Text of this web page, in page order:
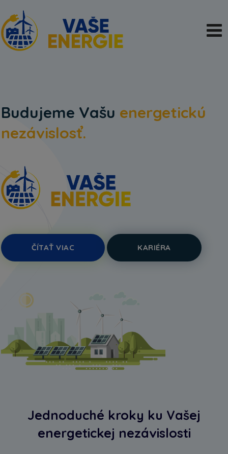
Budujeme Vašu energetickú
nezávislosť.
ČÍTAŤ VIAC KARIÉRA
Jednoduché kroky ku Vašej
energetickej nezávislosti